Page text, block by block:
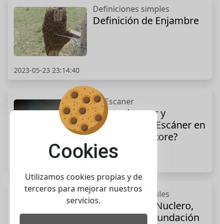
Cookies
Utilizamos cookies propias y de
terceros para mejorar nuestros
servicios.
Definiciones simples
Definición de Enjambre
2023-05-23 23:14:40
ApiEscaner
¿Cómo buscar y
descargar ApiEscáner en
Google Play Store?
Definiciones simples
Definición de Nuclero,
nuclero de fecundación